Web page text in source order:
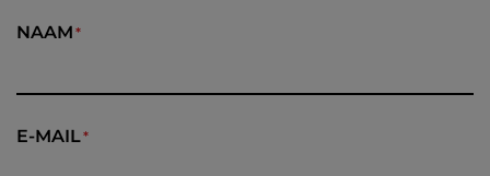
NAAM
E-MAIL